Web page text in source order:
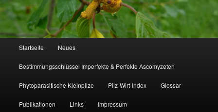
Startseite Neues
Bestimmungsschlüssel Imperfekte & Perfekte Ascomyzeten
Phytoparasitische Kleinpilze Pilz-Wirt-Index Glossar
Publikationen Links Impressum